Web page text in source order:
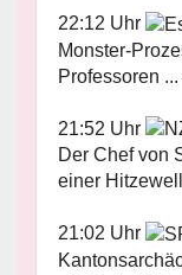
22:12 Uhr
Monster-
Professoren ...
21:52 Uhr
Der Chef von
einer
21:02 Uhr